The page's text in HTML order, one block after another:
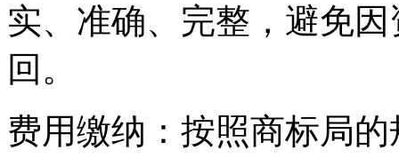
实、准确、完整，避免
回。
费用缴纳‌：按照商标局